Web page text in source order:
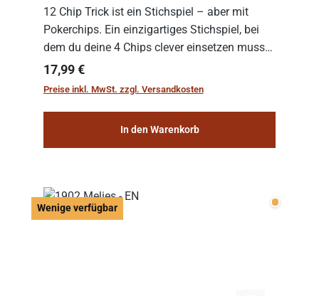
12 Chip Trick ist ein Stichspiel – aber mit
Pokerchips. Ein einzigartiges Stichspiel, bei
dem du deine 4 Chips clever einsetzen musst.
Wer die Chips mit dem höchsten Gesamtwert
hat, gewinnt die Runde. Aber Vorsicht: D...
Regulärer Preis:
17,99 €
Preise inkl. MwSt. zzgl. Versandkosten
In den Warenkorb
Wenige verfügbar Wenige